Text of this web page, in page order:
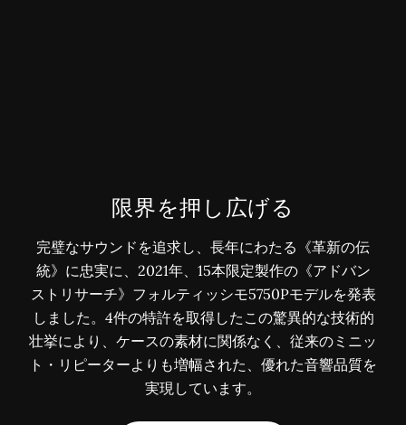
限界を押し広げる
完璧なサウンドを追求し、長年にわたる《革新の伝
統》に忠実に、2021年、15本限定製作の《アドバン
ストリサーチ》フォルティッシモ5750Pモデルを発表
しました。4件の特許を取得したこの驚異的な技術的
壮挙により、ケースの素材に関係なく、従来のミニッ
ト・リピーターよりも増幅された、優れた音響品質を
実現しています。